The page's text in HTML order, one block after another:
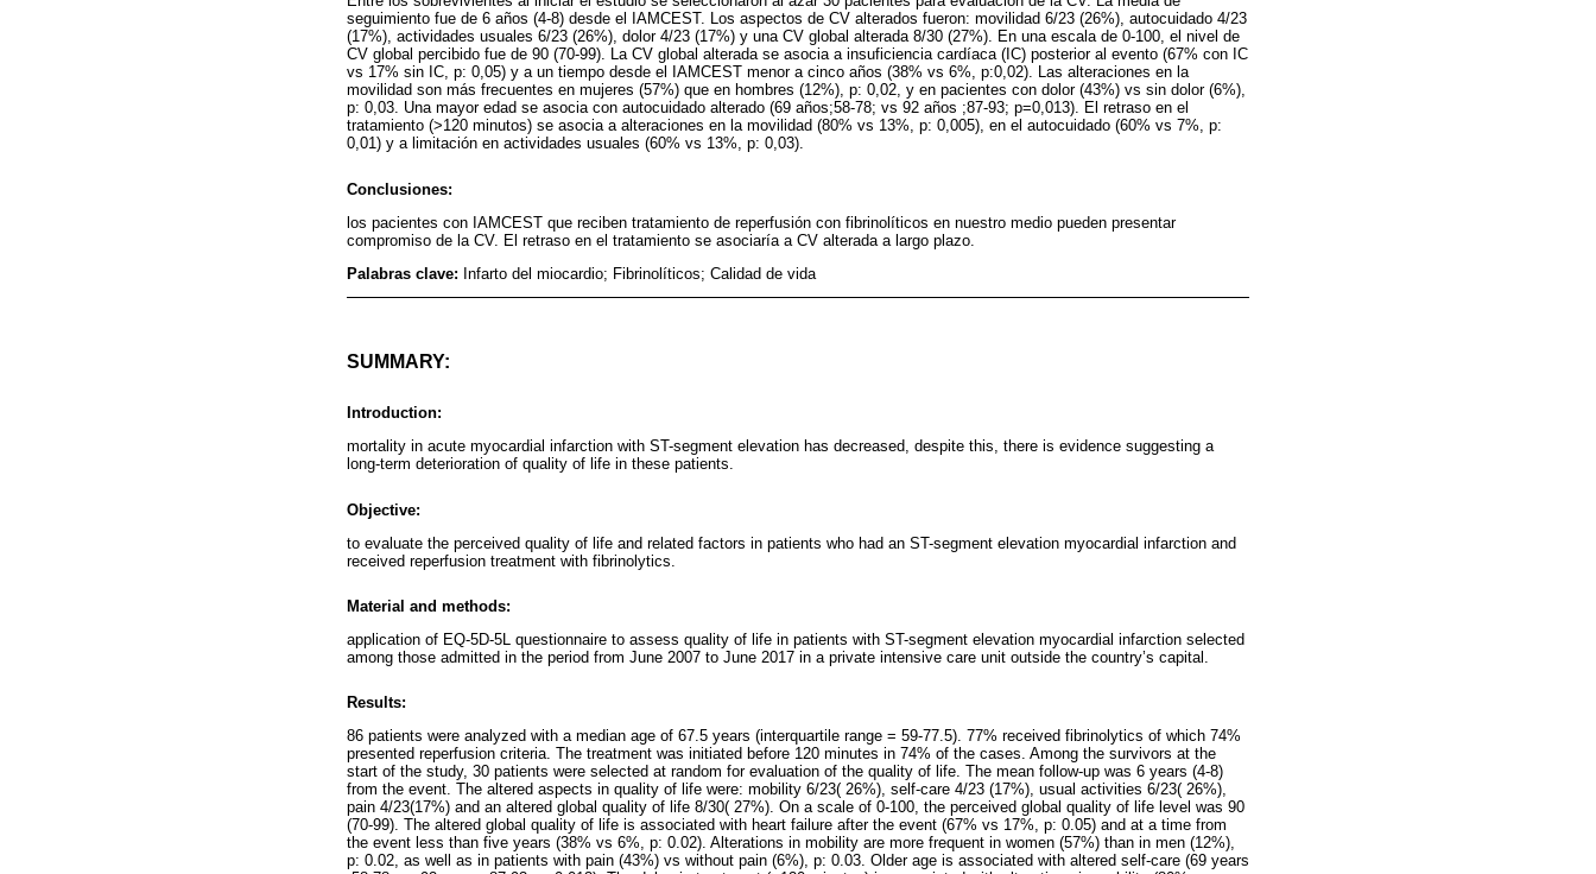
seguimiento fue de 6 años (4-8) desde el IAMCEST. Los aspectos de CV alterados fueron: movilidad 6/23 (26%), autocuidado 4/23
(17%), actividades usuales 6/23 (26%), dolor 4/23 (17%) y una CV global alterada 8/30 (27%). En una escala de 0-100, el nivel de
CV global percibido fue de 90 (70-99). La CV global alterada se asocia a insuficiencia cardíaca (IC) posterior al evento (67% con IC
vs 17% sin IC, p: 0,05) y a un tiempo desde el IAMCEST menor a cinco años (38% vs 6%, p:0,02). Las alteraciones en la
movilidad son más frecuentes en mujeres (57%) que en hombres (12%), p: 0,02, y en pacientes con dolor (43%) vs sin dolor (6%),
p: 0,03. Una mayor edad se asocia con autocuidado alterado (69 años;58-78; vs 92 años ;87-93; p=0,013). El retraso en el
tratamiento (>120 minutos) se asocia a alteraciones en la movilidad (80% vs 13%, p: 0,005), en el autocuidado (60% vs 7%, p:
0,01) y a limitación en actividades usuales (60% vs 13%, p: 0,03).
Conclusiones:
los pacientes con IAMCEST que reciben tratamiento de reperfusión con fibrinolíticos en nuestro medio pueden presentar
compromiso de la CV. El retraso en el tratamiento se asociaría a CV alterada a largo plazo.
Palabras clave: Infarto del miocardio; Fibrinolíticos; Calidad de vida
SUMMARY:
Introduction:
mortality in acute myocardial infarction with ST-segment elevation has decreased, despite this, there is evidence suggesting a
long-term deterioration of quality of life in these patients.
Objective:
to evaluate the perceived quality of life and related factors in patients who had an ST-segment elevation myocardial infarction and
received reperfusion treatment with fibrinolytics.
Material and methods:
application of EQ-5D-5L questionnaire to assess quality of life in patients with ST-segment elevation myocardial infarction selected
among those admitted in the period from June 2007 to June 2017 in a private intensive care unit outside the country’s capital.
Results:
86 patients were analyzed with a median age of 67.5 years (interquartile range = 59-77.5). 77% received fibrinolytics of which 74%
presented reperfusion criteria. The treatment was initiated before 120 minutes in 74% of the cases. Among the survivors at the
start of the study, 30 patients were selected at random for evaluation of the quality of life. The mean follow-up was 6 years (4-8)
from the event. The altered aspects in quality of life were: mobility 6/23( 26%), self-care 4/23 (17%), usual activities 6/23( 26%),
pain 4/23(17%) and an altered global quality of life 8/30( 27%). On a scale of 0-100, the perceived global quality of life level was 90
(70-99). The altered global quality of life is associated with heart failure after the event (67% vs 17%, p: 0.05) and at a time from
the event less than five years (38% vs 6%, p: 0.02). Alterations in mobility are more frequent in women (57%) than in men (12%),
p: 0.02, as well as in patients with pain (43%) vs without pain (6%), p: 0.03. Older age is associated with altered self-care (69 years